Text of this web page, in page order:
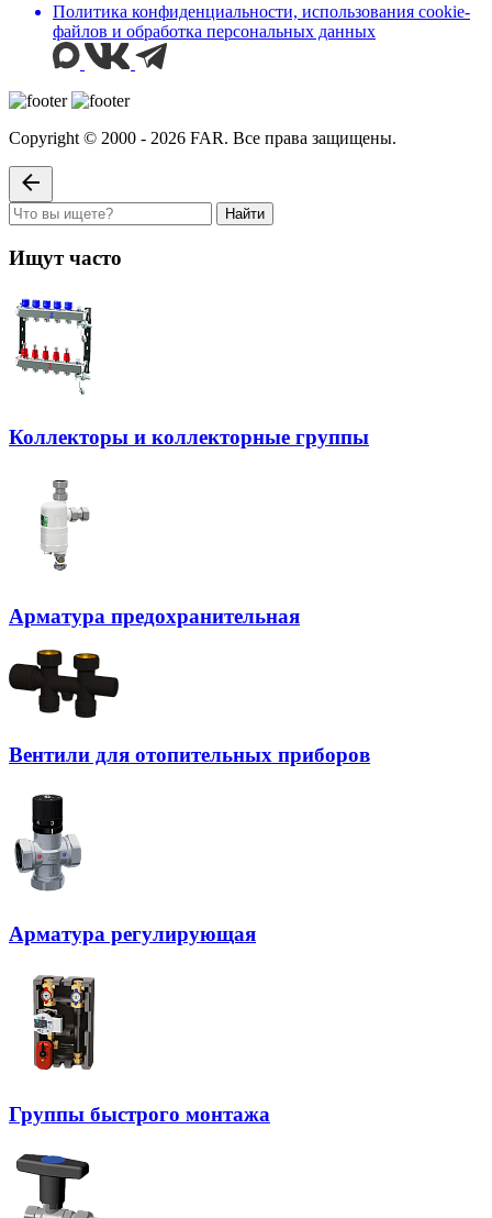
Политика конфиденциальности, использования сookie-
файлов и обработка персональных данных
Copyright © 2000 - 2026 FAR. Все права защищены.
Найти
Ищут часто
Коллекторы и коллекторные группы
Арматура предохранительная
Вентили для отопительных приборов
Арматура регулирующая
Группы быстрого монтажа